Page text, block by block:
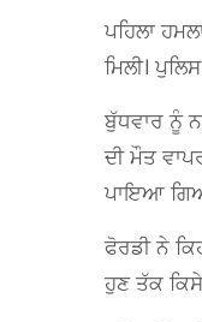
ਪਹਿਲਾ
ਮਿਲੀ।
ਬੁੱਧਵਾਰ ਨੂੰ
ਦੀ ਮੌਤ
ਪਾਇਆ
ਫੋਰਡੀ ਨੇ
ਹੁਣ ਤੱਕ